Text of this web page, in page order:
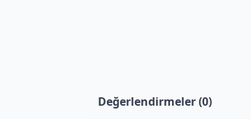
Değerlendirmeler (0)